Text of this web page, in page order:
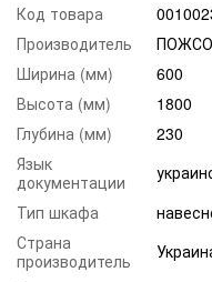
Код товара
Производитель
Ширина (мм)
600
Высота (мм)
1800
Глубина (мм)
230
Язык
документации
Тип шкафа
Страна
производитель